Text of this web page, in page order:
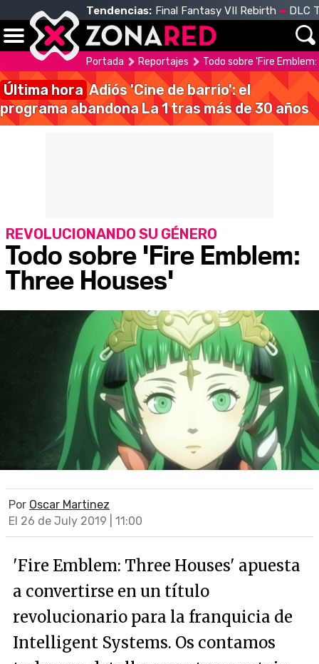
Tendencias: Final Fantasy VII Rebirth DLC
Portada Reportajes Todo sobre 'Fire
Última hora Adiós 'Cine de barrio': el
programa abandona La 1 tras más de 30 años
Todo sobre 'Fire Emblem:
Three Houses'
REVOLUCIONANDO SU GÉNERO
Por Oscar Martinez
El 26 de July 2019 | 11:00
'Fire Emblem: Three Houses' apuesta
a convertirse en un título
revolucionario para la franquicia de
Intelligent Systems. Os contamos